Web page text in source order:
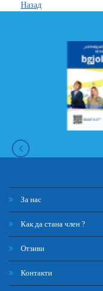
Назад
За нас
Как да стана член ?
Отзиви
Контакти